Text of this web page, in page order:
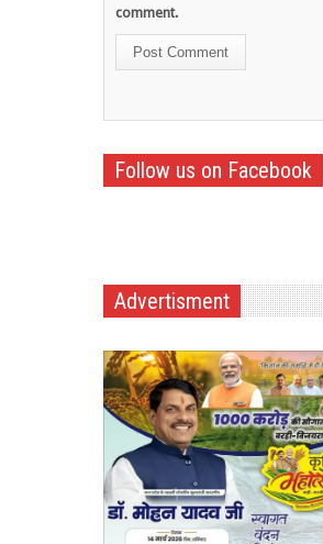
comment.
Follow us on Facebook
Advertisment